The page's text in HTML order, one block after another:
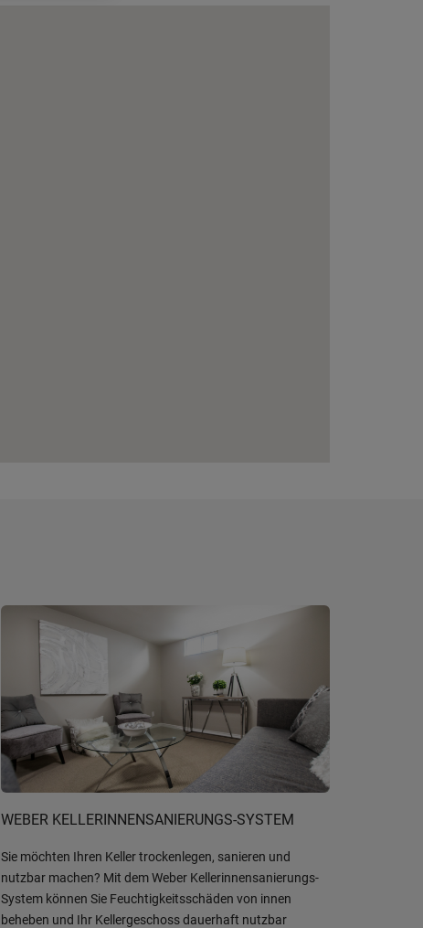
WEBER KELLERINNENSANIERUNGS-SYSTEM
Sie möchten Ihren Keller trockenlegen, sanieren und
nutzbar machen? Mit dem Weber Kellerinnensanierungs-
System können Sie Feuchtigkeitsschäden von innen
beheben und Ihr Kellergeschoss dauerhaft nutzbar